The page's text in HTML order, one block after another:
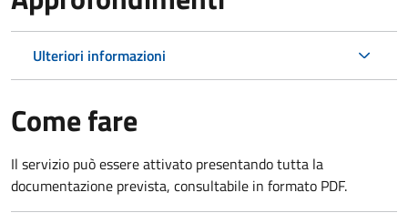
Ulteriori informazioni
Come fare
Il servizio può essere attivato presentando tutta la
documentazione prevista, consultabile in formato PDF.